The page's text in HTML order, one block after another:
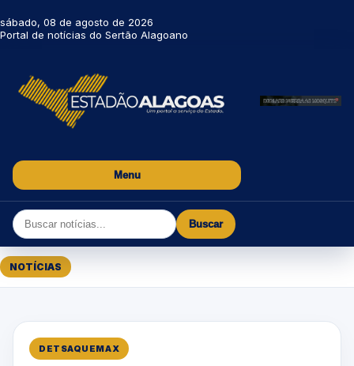
sábado, 08 de agosto de 2026
Portal de notícias do Sertão Alagoano
Menu
Buscar
NOTÍCIAS
DETSAQUEMAX